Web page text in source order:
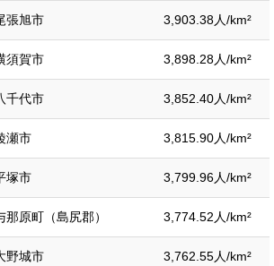
張旭市 3,903.38人/km²
須賀市 3,898.28人/km²
千代市 3,852.40人/km²
瀬市 3,815.90人/km²
塚市 3,799.96人/km²
那原町（島尻郡） 3,774.52人/km²
野城市 3,762.55人/km²